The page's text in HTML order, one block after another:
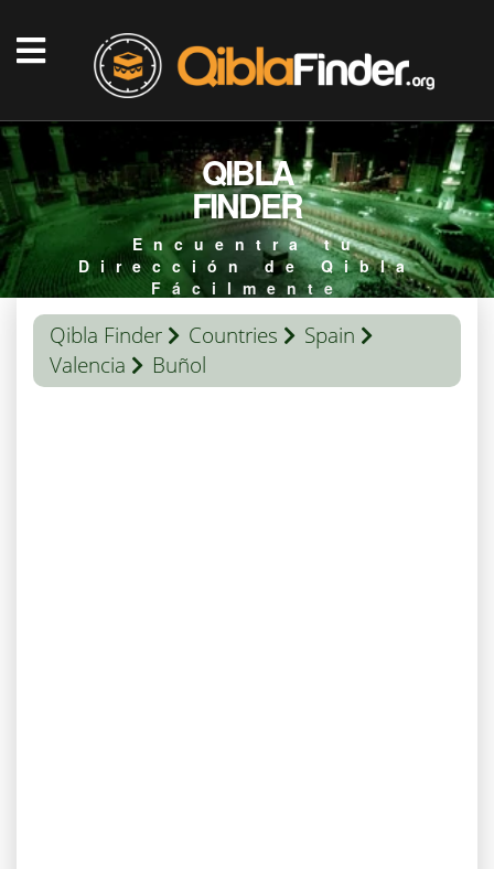
QIBLA
FINDER
Encuentra tu
Dirección de Qibla
Fácilmente
Qibla Finder Countries
Spain
Valencia
Buñol